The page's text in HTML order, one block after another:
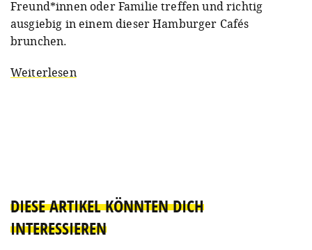
Freund*innen oder Familie treffen und richtig
ausgiebig in einem dieser Hamburger Cafés
brunchen.
Weiterlesen
DIESE ARTIKEL KÖNNTEN DICH
INTERESSIEREN